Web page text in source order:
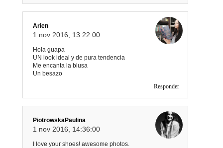
Arien
1 nov 2016, 13:22:00
Hola guapa
UN look ideal y de pura tendencia
Me encanta la blusa
Un besazo
Responder
PiotrowskaPaulina
1 nov 2016, 14:36:00
I love your shoes! awesome photos.